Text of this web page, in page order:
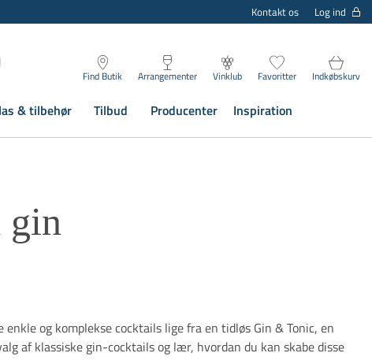
Kontakt os Log ind
Find Butik Arrangementer Vinklub Favoritter Indkøbskurv
& tilbehør Tilbud Producenter Inspiration
gin
og komplekse cocktails lige fra en tidløs Gin & Tonic, en
af klassiske gin-cocktails og lær, hvordan du kan skabe disse